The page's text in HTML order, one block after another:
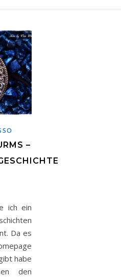
–
ich ein
Da es
habe
den